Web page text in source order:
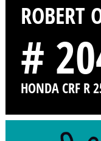
ROBERT
#
HONDA CRF R